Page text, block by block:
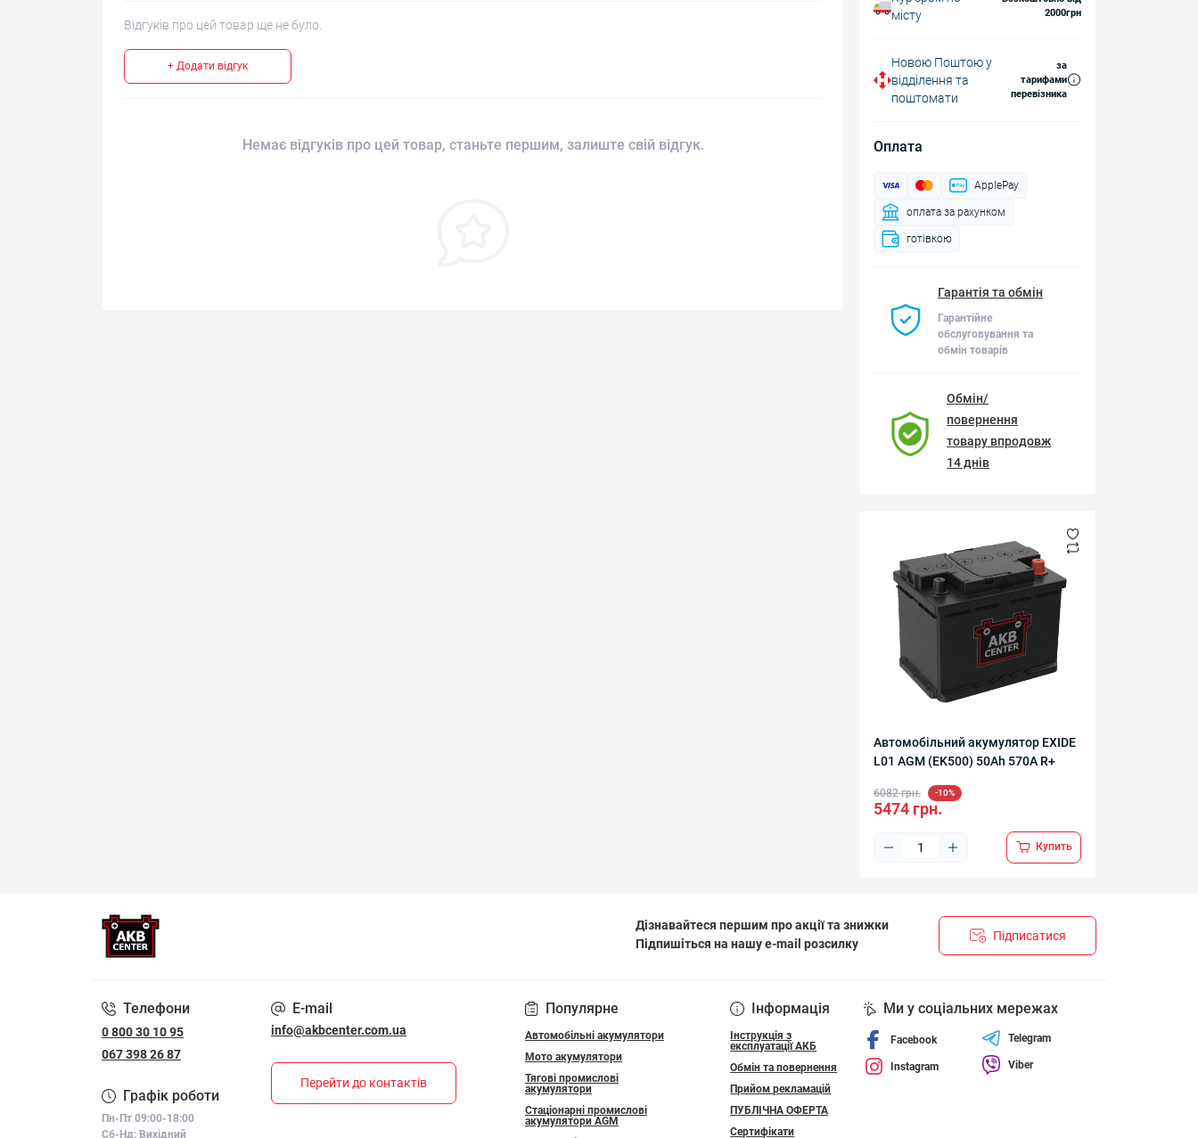
місту
2000грн
Новою Поштою у
відділення та
поштомати
за
тарифами
перевізника
Оплата
ApplePay
оплата за рахунком
готівкою
Гарантія та обмін
Гарантійне
обслуговування та
обмін товарів
Обмін/
повернення
товару впродовж
14 днів
Автомобільний акумулятор EXIDE
L01 AGM (EK500) 50Аh 570A R+
6082 грн. -10%
5474 грн.
Купить
Відгуків про цей товар ще не було.
+ Додати відгук
Немає відгуків про цей товар, станьте першим, залиште свій відгук.
Дізнавайтеся першим про акції та знижки
Підпишіться на нашу e-mail розсилку
Підписатися
Телефони
0 800 30 10 95
067 398 26 87
Графік роботи
Пн-Пт 09:00-18:00
Сб-Нд: Вихідний
E-mail
info@akbcenter.com.ua
Перейти до контактів
Популярне
Автомобільні акумулятори
Мото акумулятори
Тягові промислові
акумулятори
Стаціонарні промислові
акумулятори АGM
Інформація
Інструкція з
експлуатації АКБ
Обмін та повернення
Прийом рекламацій
ПУБЛІЧНА ОФЕРТА
Сертифікати
Ми у соціальних мережах
Facebook
Instagram
Telegram
Viber